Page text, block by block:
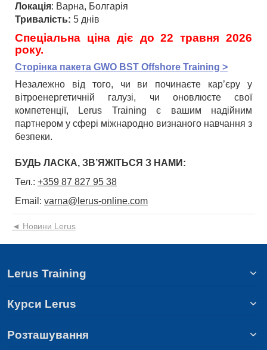
Локація: Варна, Болгарія
Тривалість: 5 днів
Спеціальна ціна діє до 22 травня 2026
року.
Сторінка пакета GWO BST Offshore Training >
Незалежно від того, чи ви починаєте кар’єру у
вітроенергетичній галузі, чи оновлюєте свої
компетенції, Lerus Training є вашим надійним
партнером у сфері міжнародно визнаного навчання з
безпеки.
БУДЬ ЛАСКА, ЗВ’ЯЖІТЬСЯ З НАМИ:
Тел.: +359 87 827 95 38
Email: varna@lerus-online.com
◄ Новини Lerus
Lerus Training
Курси Lerus
Розташування